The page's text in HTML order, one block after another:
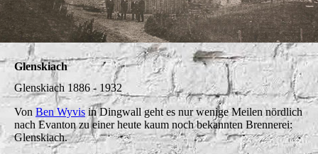
Glenskiach
Glenskiach 1886 - 1932
Von Ben Wyvis in Dingwall geht es nur wenige Meilen nördlich
nach Evanton zu einer heute kaum noch bekannten Brennerei:
Glenskiach.